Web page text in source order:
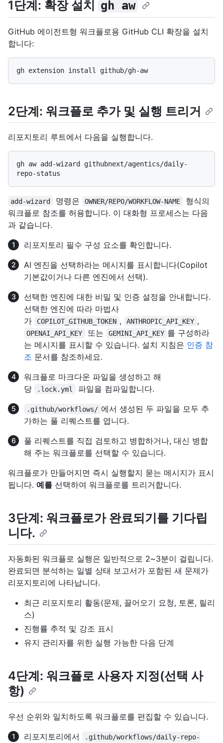
1단계: 확장 설치 gh aw
GitHub 에이전트형 워크플로용 GitHub CLI 확장을 설치
합니다:
2단계: 워크플로 추가 및 실행 트리거
리포지토리 루트에서 다음을 실행합니다.
gh aw add-wizard githubnext/agentics/daily-
add-wizard 명령은 OWNER/REPO/WORKFLOW-NAME
형식의
워크플로 참조를 허용합니다. 이 대화형 프로세스는 다음
과 같습니다.
리포지토리 필수 구성 요소를 확인합니다.
AI 엔진을 선택하라는 메시지를 표시합니다(Copilot
기본값이거나 다른 엔진에서 선택).
선택한 엔진에 대한 비밀 및 인증 설정을 안내합니다.
선택한 엔진에 따라 마법사
가
COPILOT_GITHUB_TOKEN , ANTHROPIC_API_KEY ,
OPENAI_API_KEY 또는 GEMINI_API_KEY 를 구성하라
는 메시지를 표시할 수 있습니다. 설치 지침은 인증 참
조 문서를 참조하세요.
워크플로 마크다운 파일을 생성하고 해
당
.lock.yml 파일을 컴파일합니다.
.github/workflows/ 에서 생성된 두 파일을 모두 추
가하는 풀 리퀘스트를 엽니다.
풀 리퀘스트를 직접 검토하고 병합하거나, 대신 병합
해 주는 워크플로를 선택할 수 있습니다.
워크플로가 만들어지면 즉시 실행할지 묻는 메시지가 표시
됩니다. 예를 선택하여 워크플로를 트리거합니다.
3단계: 워크플로가 완료되기를 기다립
니다.
자동화된 워크플로 실행은 일반적으로 2~3분이 걸립니다.
완료되면 분석하는 일별 상태 보고서가 포함된 새 문제가
리포지토리에 나타납니다.
최근 리포지토리 활동(문제, 끌어오기 요청, 토론, 릴리
스)
진행률 추적 및 강조 표시
유지 관리자를 위한 실행 가능한 다음 단계
4단계: 워크플로 사용자 지정(선택 사
항)
우선 순위와 일치하도록 워크플로를 편집할 수 있습니다.
리포지토리에서
.github/workflows/daily-repo-